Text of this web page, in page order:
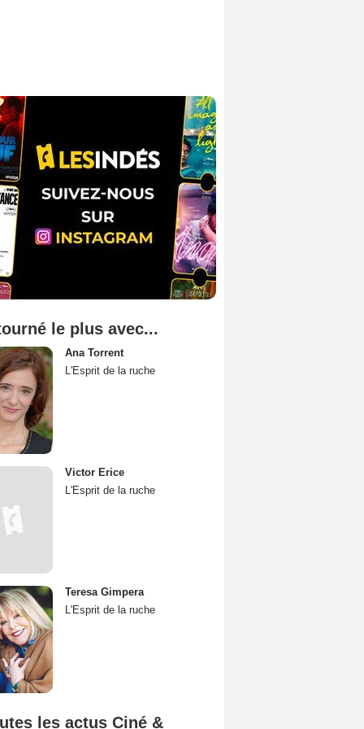
le plus avec...
Ana Torrent
L'Esprit de la ruche
Victor Erice
L'Esprit de la ruche
Teresa Gimpera
L'Esprit de la ruche
les actus Ciné &